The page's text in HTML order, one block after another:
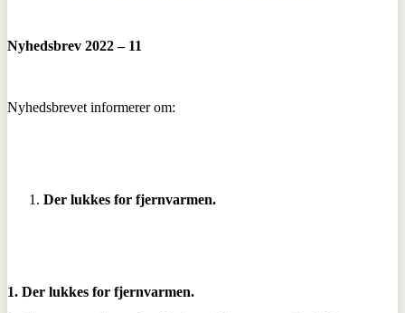
Nyhedsbrev 2022 – 11
Nyhedsbrevet informerer om:
Der lukkes for fjernvarmen.
1. Der lukkes for fjernvarmen.